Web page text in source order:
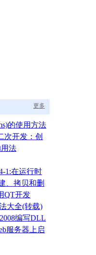
更多
的使用方法
次开发：创
法
1:在运行时
、拷贝和删
QT开发
大全(转载)
编写DLL
服务器上启